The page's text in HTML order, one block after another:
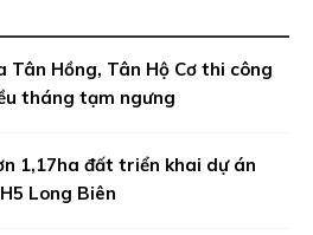
Tân Hồng, Tân Hộ Cơ thi công
tháng tạm ngưng
1,17ha đất triển khai dự án
Long Biên